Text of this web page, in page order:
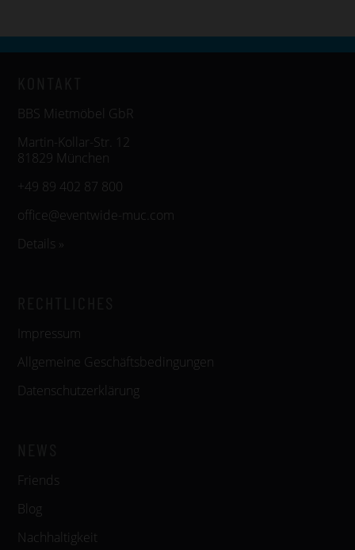
BBS Mietmöbel GbR
Martin-Kollar-Str. 12
81829 München
+49 89 402 87 800
office@eventwide-muc.com
Details »
Impressum
Allgemeine Geschäftsbedingungen
Datenschutzerklärung
Friends
Blog
Nachhaltigkeit